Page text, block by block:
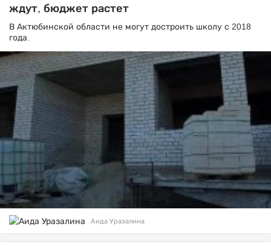
ждут, бюджет растет
В Актюбинской области не могут достроить школу с 2018
года.
Аида Уразалина